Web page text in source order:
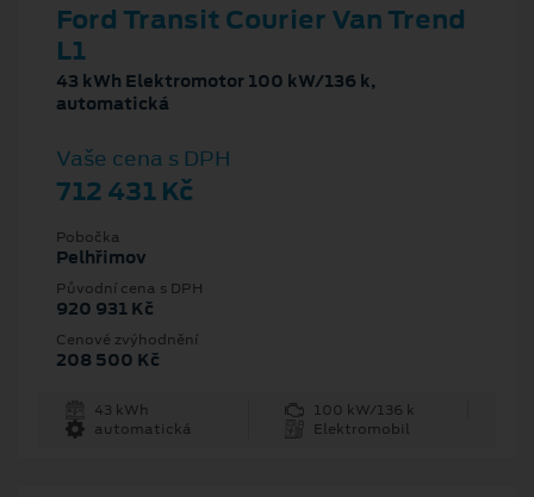
Ford Transit Courier Van Trend
L1
43 kWh Elektromotor 100 kW/136 k,
automatická
Vaše cena s DPH
712 431 Kč
Pobočka
Pelhřimov
Původní cena s DPH
920 931 Kč
Cenové zvýhodnění
208 500 Kč
43 kWh
100 kW/136 k
automatická
Elektromobil